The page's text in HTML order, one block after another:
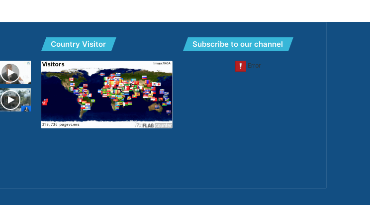
Country Visitor Subscribe to our channel